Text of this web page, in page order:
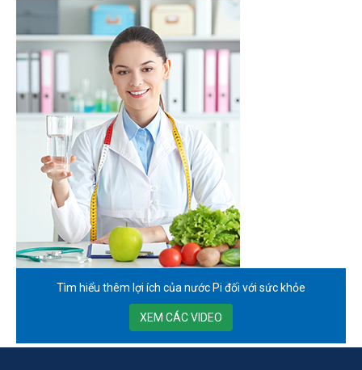
Tìm hiểu thêm lợi ích củanước Pi đối với sức khỏe
XEM CÁC VIDEO